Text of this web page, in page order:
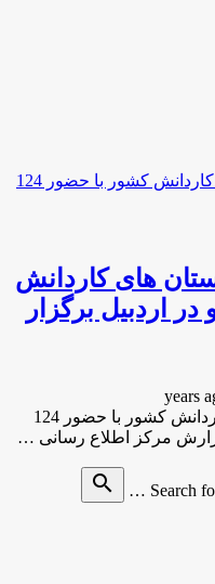
های کاردانش
124 هنرجو در اردبيل برگزار
جشنواره مهارت‌های هنرستان های کاردانش کشور با حضور 124
مركز اطلاع رسانی …
Search
search